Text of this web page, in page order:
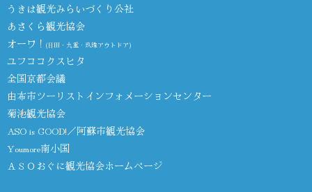
うきは観光みらいづくり公社
あさくら観光協会
オーワ！ (日田・九重・玖珠アウトドア)
ユフココクスヒタ
全国京都会議
由布市ツーリストインフォメーションセンター
菊池観光協会
ASO is GOOD!／阿蘇市観光協会
Youmore南小国
ＡＳＯおぐに観光協会ホームページ